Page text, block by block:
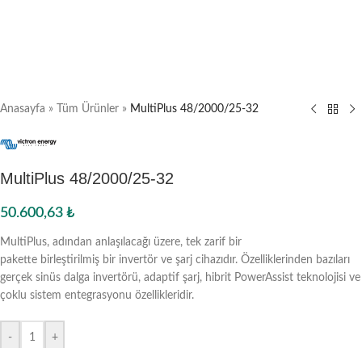
Anasayfa » Tüm Ürünler » MultiPlus 48/2000/25-32
MultiPlus 48/2000/25-32
50.600,63 ₺
MultiPlus, adından anlaşılacağı üzere, tek zarif bir
pakette birleştirilmiş bir invertör ve şarj cihazıdır. Özelliklerinden bazıları
gerçek sinüs dalga invertörü, adaptif şarj, hibrit PowerAssist teknolojisi ve
çoklu sistem entegrasyonu özellikleridir.
- +